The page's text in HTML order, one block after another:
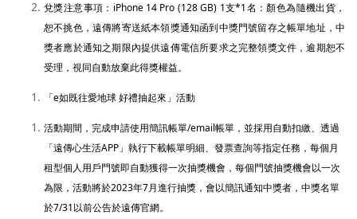
兌獎注意事項： iPhone 14 Pro (128 GB) 1支*1名：顏色為隨機出貨，
恕不挑色，遠傳將寄送紙本領獎通知函到中獎門號留存之帳單地址，中
獎者應於通知之期限內提供遠傳電信所要求之完整領獎文件，逾期恕不
受理，視同自動放棄此得獎權益。
「e如既往愛地球 好禮抽起來」 活動
活動期間，完成申請使用簡訊帳單/email帳單，並採用自動扣繳、透過
「遠傳心生活APP」執行下載帳單明細、發票查詢等指定任務，每個月
租型個人用戶門號即自動獲得一次抽獎機會， 每個門號抽獎機會以一次
為限 ， 活動將於2023年7月進行抽獎，會以簡訊通知中獎者， 中獎名單
於7/31以前公告於遠傳官網。